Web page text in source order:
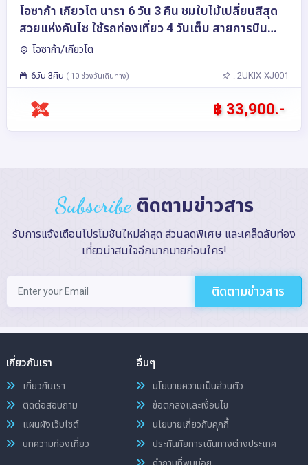
โอซาก้า เกียวโต นารา 6 วัน 3 คืน ชมใบไม้เปลี่ยนสีสุด
สวยแห่งคันไซ ใช้รถท่องเที่ยว 4 วันเต็ม สายการบิน
ไทยแอร์เอเชีย เอ็กซ์
โอซาก้า/เกียวโต
6วัน 3คืน ( 10 ช่วงวันเดินทาง) : 2UKIX-XJ001
฿ 33,900.-
Subscribe ติดตามข่าวสาร
รับการแจ้งเตือนโปรโมชันใหม่ล่าสุด ส่วนลดพิเศษ และเคล็ดลับท่อง
เที่ยวน่าสนใจอีกมากมายก่อนใคร!
ติดตามข่าวสาร
เกี่ยวกับเรา
เกี่ยวกับเรา
ติดต่อสอบถาม
แผนผังเว็บไซต์
บทความท่องเที่ยว
อื่นๆ
นโยบายความเป็นส่วนตัว
ข้อตกลงและเงื่อนไข
นโยบายเกี่ยวกับคุกกี้
ประกันภัยการเดินทางต่างประเทศ